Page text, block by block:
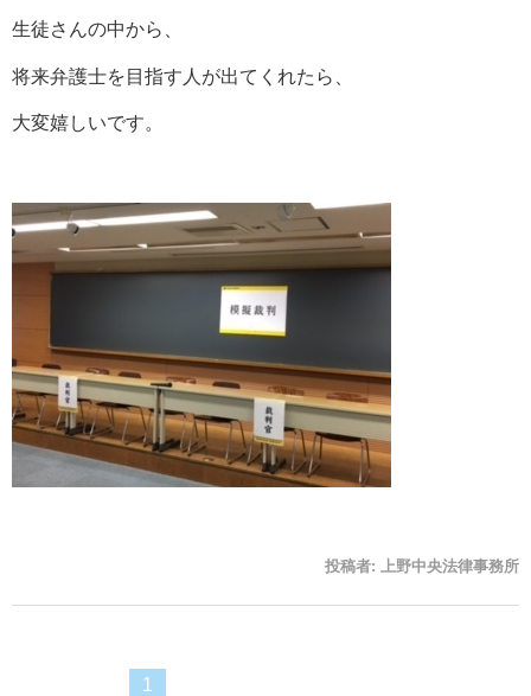
生徒さんの中から、
将来弁護士を目指す人が出てくれたら、
大変嬉しいです。
投稿者: 上野中央法律事務所
1